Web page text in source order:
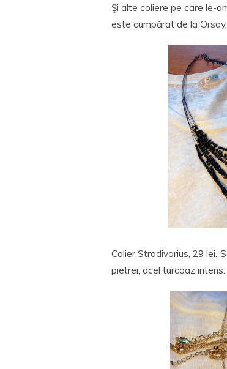
Şi alte coliere pe care le-
este cumpărat de la
Colier Stradivarius, 29 lei.
pietrei, acel turcoaz intens.